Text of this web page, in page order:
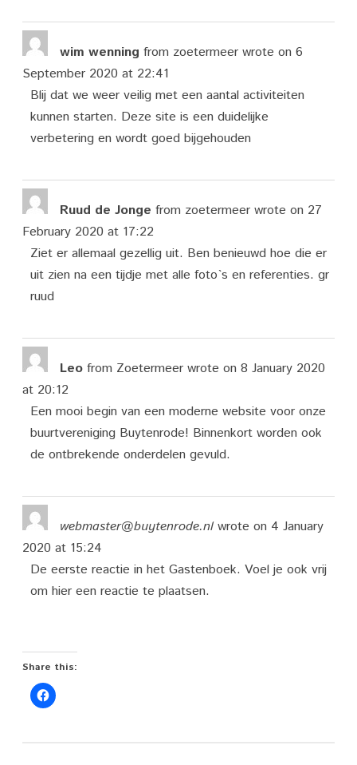
wim wenning from zoetermeer wrote on 6
September 2020 at 22:41
Blij dat we weer veilig met een aantal activiteiten
kunnen starten. Deze site is een duidelijke
verbetering en wordt goed bijgehouden
Ruud de Jonge from zoetermeer wrote on 27
February 2020 at 17:22
Ziet er allemaal gezellig uit. Ben benieuwd hoe die er
uit zien na een tijdje met alle foto`s en referenties. gr
ruud
Leo from Zoetermeer wrote on 8 January 2020
at 20:12
Een mooi begin van een moderne website voor onze
buurtvereniging Buytenrode! Binnenkort worden ook
de ontbrekende onderdelen gevuld.
webmaster@buytenrode.nl wrote on 4 January
2020 at 15:24
De eerste reactie in het Gastenboek. Voel je ook vrij
om hier een reactie te plaatsen.
Share this: